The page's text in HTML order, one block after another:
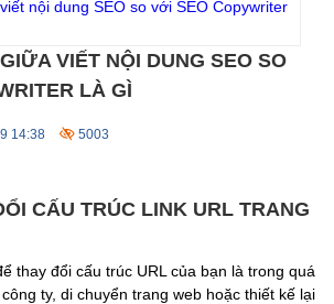
VIẾT NỘI DUNG SEO SO
LÀ GÌ
14:38 5003
CẤU TRÚC LINK URL TRANG
thay đổi cấu trúc URL của bạn là trong quá
ty, di chuyển trang web hoặc thiết kế lại